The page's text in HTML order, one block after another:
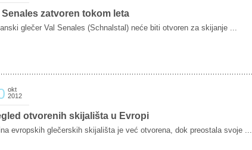
Senales zatvoren tokom leta
glečer Val Senales (Schnalstal) neće biti otvoren za skijanje ...
okt
2012
otvorenih skijališta u Evropi
evropskih glečerskih skijališta je već otvorena, dok preostala svoje ...